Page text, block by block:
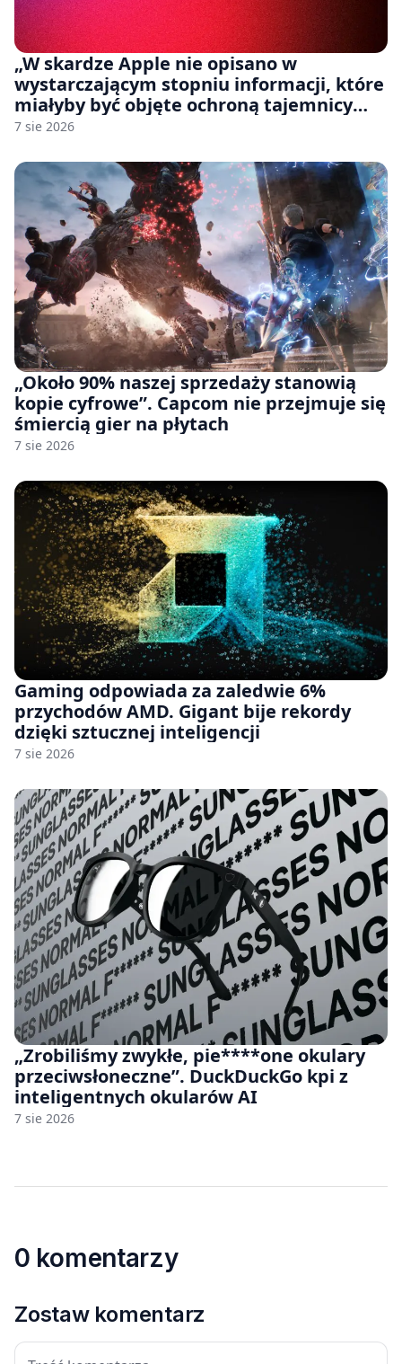
„W skardze Apple nie opisano w
wystarczającym stopniu informacji, które
miałyby być objęte ochroną tajemnicy
handlowej”. OpenAI żąda odrzucenia
7 sie 2026
„Około 90% naszej sprzedaży stanowią
kopie cyfrowe”. Capcom nie przejmuje się
śmiercią gier na płytach
7 sie 2026
Gaming odpowiada za zaledwie 6%
przychodów AMD. Gigant bije rekordy
dzięki sztucznej inteligencji
7 sie 2026
„Zrobiliśmy zwykłe, pie****one okulary
przeciwsłoneczne”. DuckDuckGo kpi z
inteligentnych okularów AI
7 sie 2026
0 komentarzy
Zostaw komentarz